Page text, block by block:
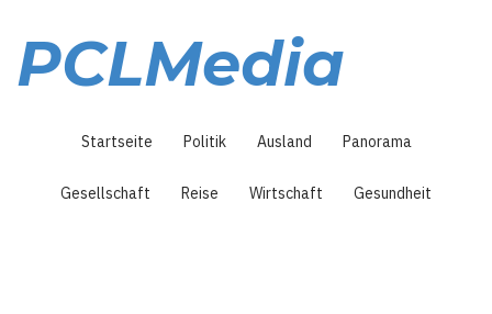
Inhalt
PCLMedia
Startseite Politik Ausland Panorama
Gesellschaft Reise Wirtschaft Gesundheit